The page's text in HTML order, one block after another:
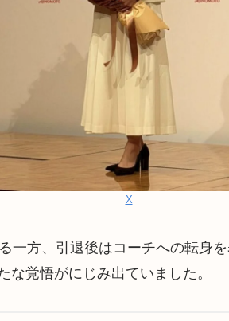
X
一方、引退後はコーチへの転身
な覚悟がにじみ出ていました。